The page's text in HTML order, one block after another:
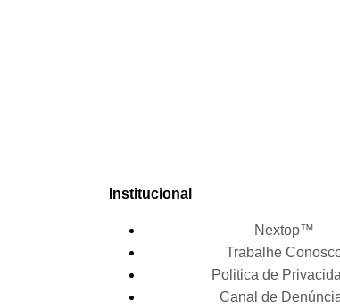
Institucional
Nextop™
Trabalhe
Politica de
Canal de